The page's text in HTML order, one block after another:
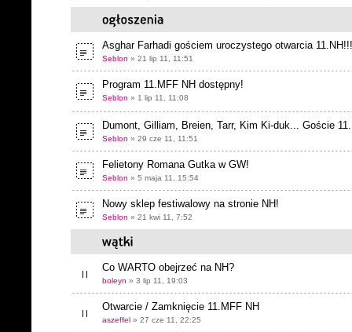
Asghar Farhadi gościem uroczystego otwarcia 11.NH!!!
Seblon » 21 lip 11, 11:51
Program 11.MFF NH dostępny!
Seblon » 1 lip 11, 11:08
Dumont, Gilliam, Breien, Tarr, Kim Ki-duk... Goście
Seblon » 29 cze 11, 11:51
Felietony Romana Gutka w GW!
Seblon » 5 maja 11, 15:54
Nowy sklep festiwalowy na stronie NH!
Seblon » 21 kwi 11, 7:52
Co WARTO obejrzeć na NH?
boleyn » 3 lip 11, 19:03
Otwarcie / Zamknięcie 11.MFF NH
aszeffel » 27 cze 11, 22:25